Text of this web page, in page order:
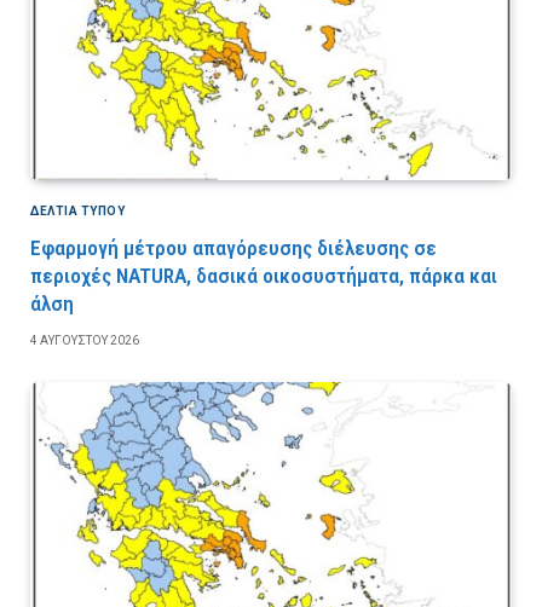
ΔΕΛΤΙΑ ΤΥΠΟΥ
Εφαρμογή μέτρου απαγόρευσης διέλευσης σε
περιοχές NATURA, δασικά οικοσυστήματα, πάρκα και
άλση
4 ΑΥΓΟΎΣΤΟΥ 2026